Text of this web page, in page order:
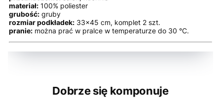
materiał: 100% poliester
grubość: gruby
rozmiar podkładek: 33x45 cm, komplet 2 szt.
pranie: można prać w pralce w temperaturze do 30 °C.
Dobrze się komponuje